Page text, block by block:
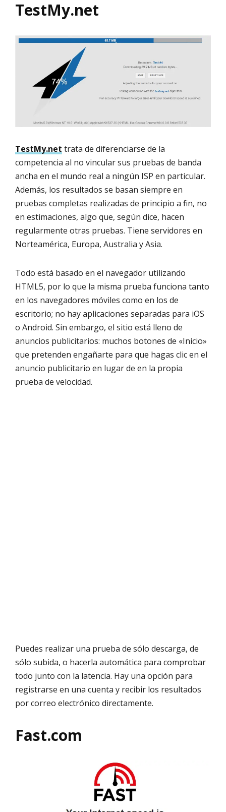
TestMy.net
TestMy.net trata de diferenciarse de la
competencia al no vincular sus pruebas de banda
ancha en el mundo real a ningún ISP en particular.
Además, los resultados se basan siempre en
pruebas completas realizadas de principio a fin, no
en estimaciones, algo que, según dice, hacen
regularmente otras pruebas. Tiene servidores en
Norteamérica, Europa, Australia y Asia.
Todo está basado en el navegador utilizando
HTML5, por lo que la misma prueba funciona tanto
en los navegadores móviles como en los de
escritorio; no hay aplicaciones separadas para iOS
o Android. Sin embargo, el sitio está lleno de
anuncios publicitarios: muchos botones de «Inicio»
que pretenden engañarte para que hagas clic en el
anuncio publicitario en lugar de en la propia
prueba de velocidad.
Puedes realizar una prueba de sólo descarga, de
sólo subida, o hacerla automática para comprobar
todo junto con la latencia. Hay una opción para
registrarse en una cuenta y recibir los resultados
por correo electrónico directamente.
Fast.com